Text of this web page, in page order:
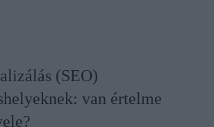
(SEO)
van értelme